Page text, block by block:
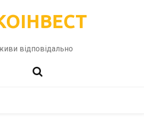
відповідально